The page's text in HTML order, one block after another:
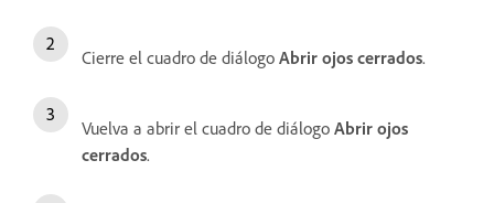
Cierre el cuadro de diálogo Abrir ojos cerrados.
Vuelva a abrir el cuadro de diálogo Abrir ojos
cerrados.